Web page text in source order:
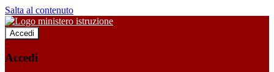
Salta al contenuto
Accedi
Accedi